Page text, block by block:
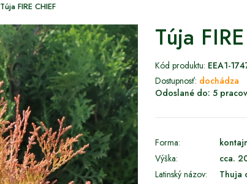
Túja FIRE CHIEF
Túja
Kód produktu: EEA1-
Dostupnosť: dochádza
Odoslané do: 5
Forma:
Výška:
cca.
Latinský názov:
Thuja